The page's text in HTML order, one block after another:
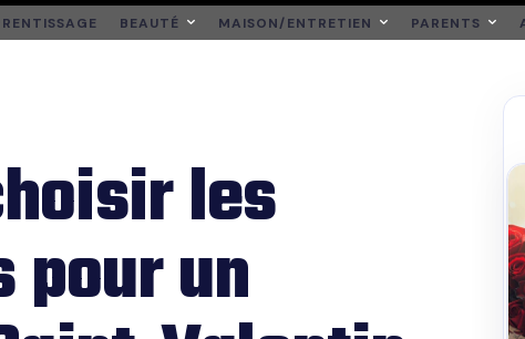
BEAUTÉ MAISON/ENTRETIEN PARENTS
les
un